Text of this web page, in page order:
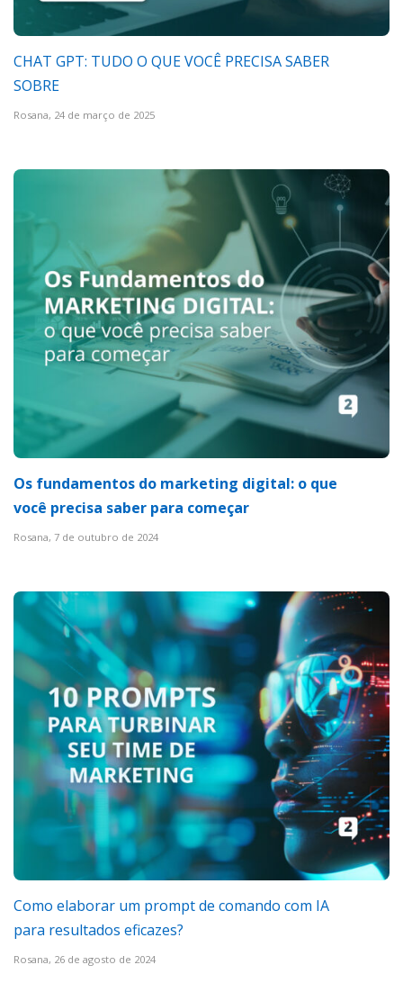
CHAT GPT: TUDO O QUE VOCÊ PRECISA SABER
SOBRE
Rosana, 24 de março de 2025
Os fundamentos do marketing digital: o que
você precisa saber para começar
Rosana, 7 de outubro de 2024
Como elaborar um prompt de comando com IA
para resultados eficazes?
Rosana, 26 de agosto de 2024